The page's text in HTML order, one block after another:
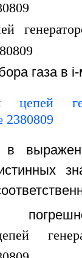
газа в